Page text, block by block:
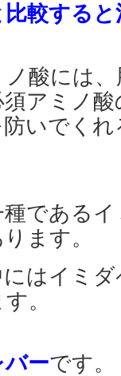
較する
酸には
アミノ
いでく
である
ます。
はイミ
。
ーです。